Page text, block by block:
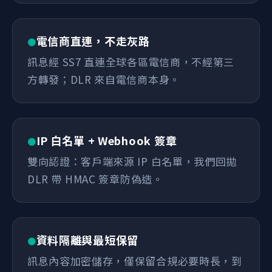
●電信商直連，不走灰路
訊息經 SS7 直連全球各區電信商，不經第三
方轉發；DLR 來自電信商本身。
●IP 白名單 + Webhook 簽章
雙向認證：客戶端來源 IP 白名單，我們回拋
DLR 帶 HMAC 簽章防偽造。
●資料隔離與最短保留
訊息內容加密儲存，僅保留合規必要時長，到